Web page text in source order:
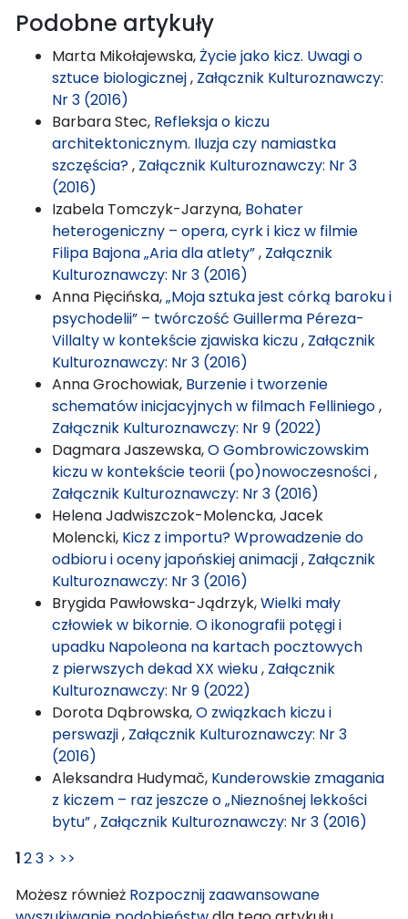
Podobne artykuły
Marta Mikołajewska,Życie jako kicz. Uwagi o
sztuce biologicznej, Załącznik Kulturoznawczy:
Nr 3 (2016)
Barbara Stec, Refleksja o kiczu
architektonicznym. Iluzja czy namiastka
szczęścia?, Załącznik Kulturoznawczy: Nr 3
(2016)
Izabela Tomczyk-Jarzyna, Bohater
heterogeniczny – opera, cyrk i kicz w filmie
Filipa Bajona „Aria dla atlety”, Załącznik
Kulturoznawczy: Nr 3 (2016)
Anna Pięcińska,„Moja sztuka jest córką baroku i
psychodelii” – twórczość Guillerma Péreza-
Villalty w kontekście zjawiska kiczu, Załącznik
Kulturoznawczy: Nr 3 (2016)
Anna Grochowiak, Burzenie i tworzenie
schematów inicjacyjnych w filmach Felliniego,
Załącznik Kulturoznawczy: Nr 9 (2022)
Dagmara Jaszewska,O Gombrowiczowskim
kiczu w kontekście teorii (po)nowoczesności,
Załącznik Kulturoznawczy: Nr 3 (2016)
Helena Jadwiszczok-Molencka, Jacek
Molencki, Kicz z importu? Wprowadzenie do
odbioru i oceny japońskiej animacji, Załącznik
Kulturoznawczy: Nr 3 (2016)
Brygida Pawłowska-Jądrzyk,Wielki mały
człowiek w bikornie. O ikonografii potęgi i
upadku Napoleona na kartach pocztowych
z pierwszych dekad XX wieku, Załącznik
Kulturoznawczy: Nr 9 (2022)
Dorota Dąbrowska,O związkach kiczu i
perswazji, Załącznik Kulturoznawczy: Nr 3
(2016)
Aleksandra Hudymač, Kunderowskie zmagania
z kiczem – raz jeszcze o „Nieznośnej lekkości
bytu”, Załącznik Kulturoznawczy: Nr 3 (2016)
123 > >>
Możesz również Rozpocznij zaawansowane